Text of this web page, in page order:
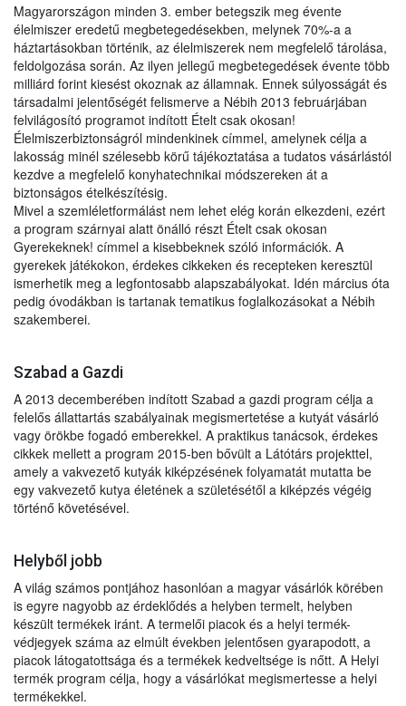
Magyarországon minden 3. ember betegszik meg évente
élelmiszer eredetű megbetegedésekben, melynek 70%-a a
háztartásokban történik, az élelmiszerek nem megfelelő tárolása,
feldolgozása során. Az ilyen jellegű megbetegedések évente több
milliárd forint kiesést okoznak az államnak. Ennek súlyosságát és
társadalmi jelentőségét felismerve a Nébih 2013 februárjában
felvilágosító programot indított Ételt csak okosan!
Élelmiszerbiztonságról mindenkinek címmel, amelynek célja a
lakosság minél szélesebb körű tájékoztatása a tudatos vásárlástól
kezdve a megfelelő konyhatechnikai módszereken át a
biztonságos ételkészítésig.
Mivel a szemléletformálást nem lehet elég korán elkezdeni, ezért
a program szárnyai alatt önálló részt Ételt csak okosan
Gyerekeknek! címmel a kisebbeknek szóló információk. A
gyerekek játékokon, érdekes cikkeken és recepteken keresztül
ismerhetik meg a legfontosabb alapszabályokat. Idén március óta
pedig óvodákban is tartanak tematikus foglalkozásokat a Nébih
szakemberei.
Szabad a Gazdi
A 2013 decemberében indított Szabad a gazdi program célja a
felelős állattartás szabályainak megismertetése a kutyát vásárló
vagy örökbe fogadó emberekkel. A praktikus tanácsok, érdekes
cikkek mellett a program 2015-ben bővült a Látótárs projekttel,
amely a vakvezető kutyák kiképzésének folyamatát mutatta be
egy vakvezető kutya életének a születésétől a kiképzés végéig
történő követésével.
Helyből jobb
A világ számos pontjához hasonlóan a magyar vásárlók körében
is egyre nagyobb az érdeklődés a helyben termelt, helyben
készült termékek iránt. A termelői piacok és a helyi termék-
védjegyek száma az elmúlt években jelentősen gyarapodott, a
piacok látogatottsága és a termékek kedveltsége is nőtt. A Helyi
termék program célja, hogy a vásárlókat megismertesse a helyi
termékekkel.